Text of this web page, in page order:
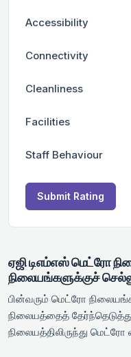
Accessibility
Connectivity
Cleanliness
Facilities
Staff Behaviour
Submit Rating
ஏஜி டிஎம்எஸ் மெட்ரோ
நிலையங்களுக்குச்
பின்வரும் மெட்ரோ
நிலையத்தைத்
நிலையத்திலிருந்து